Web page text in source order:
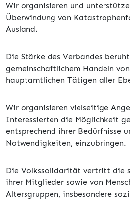
Wir organisieren und
Überwindung von
Ausland.
Die Stärke des Verbandes
gemeinschaftlichem Handeln
hauptamtlichen Tätigen aller
Wir organisieren vielseitige
Interessierten die Möglichkeit
entsprechend ihrer Bedürfnisse
Notwendigkeiten, einzubringen.
Die Volkssolidarität vertritt die
ihrer Mitglieder sowie von
Altersgruppen, insbesondere